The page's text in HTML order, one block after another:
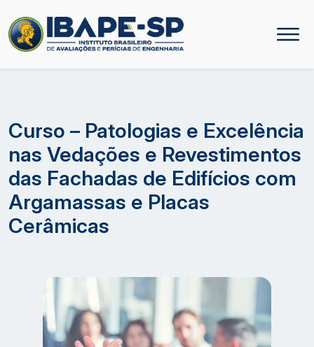
Curso – Patologias e Excelência
nas Vedações e Revestimentos
das Fachadas de Edifícios com
Argamassas e Placas
Cerâmicas